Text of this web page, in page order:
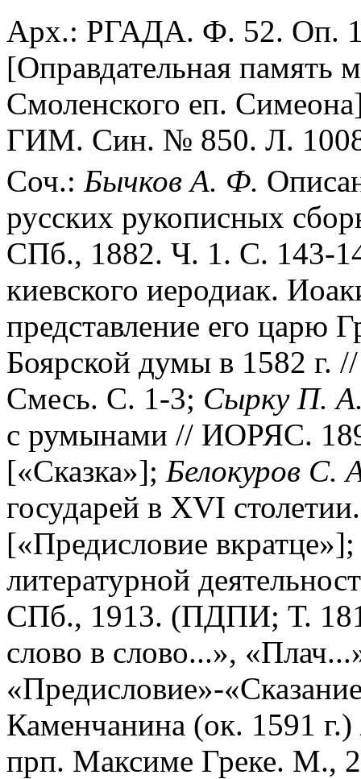
Арх.: РГАДА. Ф. 52. Оп.
[Оправдательная память
Смоленского еп.
ГИМ. Син. № 850. Л.
Соч.: Бычков А. Ф.
русских рукописных
СПб., 1882. Ч. 1. С. 143-
киевского иеродиак.
представление его царю
Боярской думы в 1582
Смесь. С. 1-3; Сырку П.
с румынами // ИОРЯС.
[«Сказка»]; Белокуров С.
государей в XVI
[«Предисловие
литературной
СПб., 1913. (ПДПИ; Т.
слово в слово...»,
«Предисловие»-
Каменчанина (ок. 1591
прп. Максиме Греке. М.,